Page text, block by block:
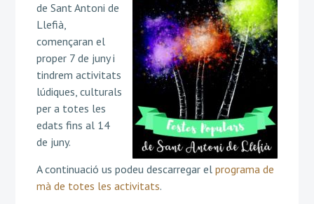
de Sant Antoni de
Llefià,
començaran el
proper 7 de juny i
tindrem activitats
lúdiques, culturals
per a totes les
edats fins al 14
de juny.
A continuació us podeu descarregar el programa de
mà de totes les activitats.